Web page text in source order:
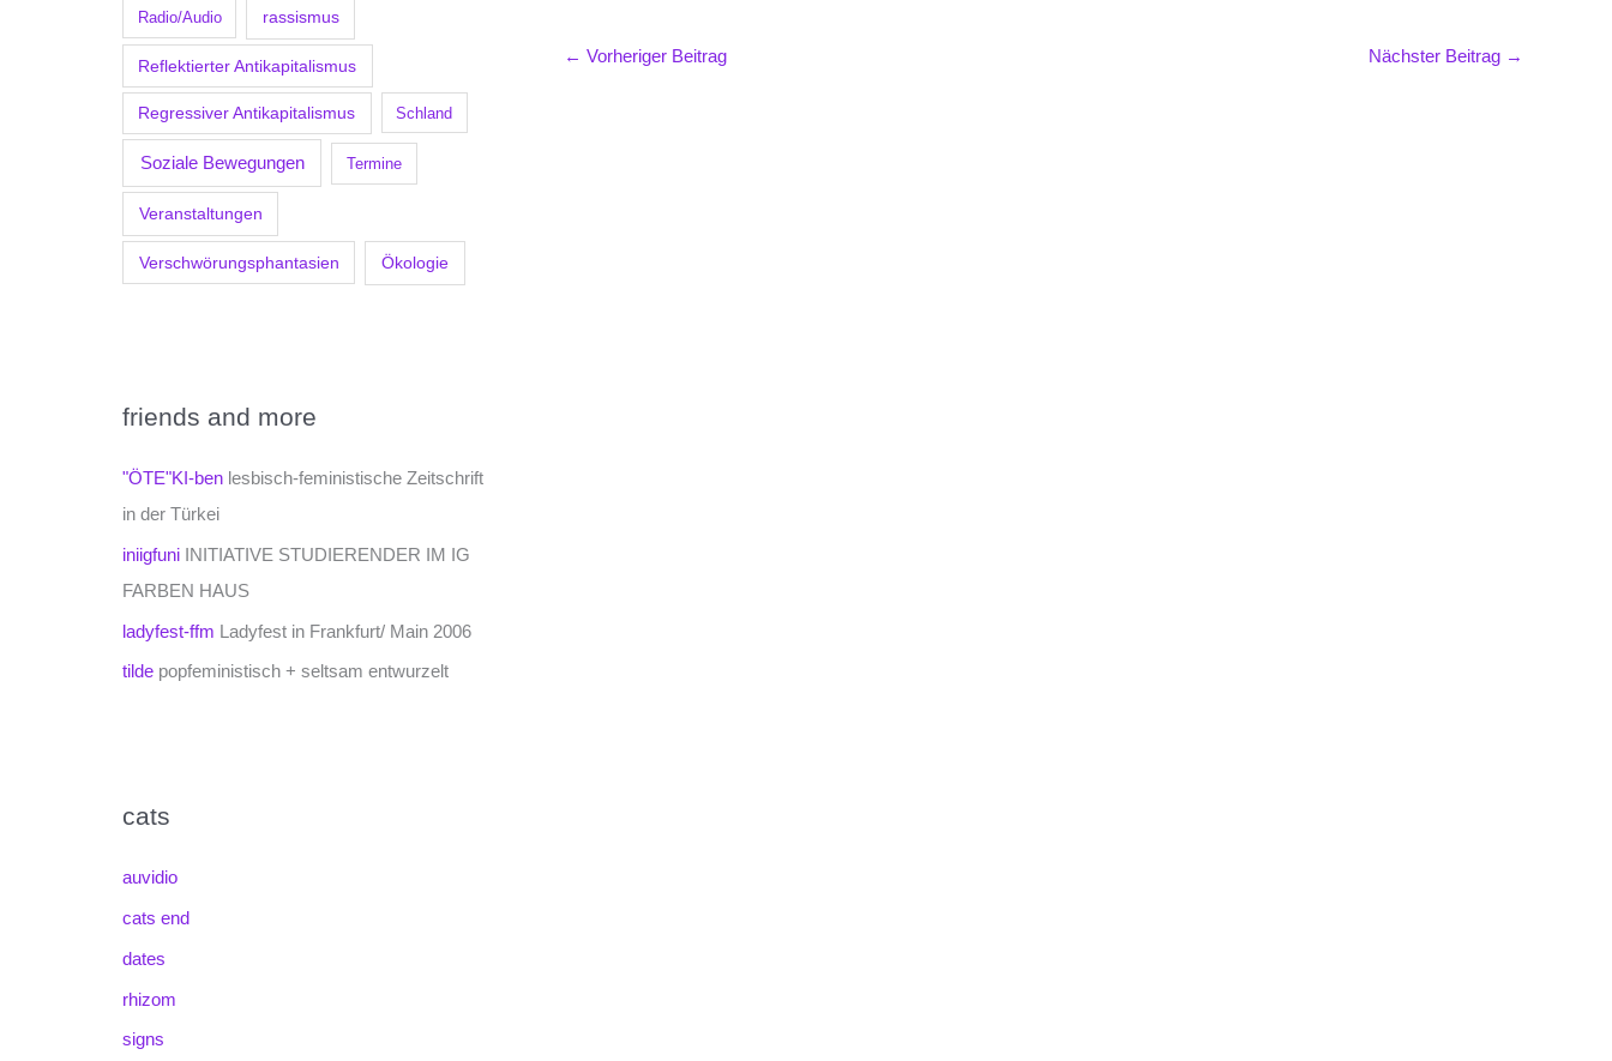
Radio/Audio rassismus
Reflektierter Antikapitalismus
Regressiver Antikapitalismus Schland
Soziale Bewegungen Termine
Veranstaltungen
Verschwörungsphantasien Ökologie
friends and more
"ÖTE"KI-ben lesbisch-feministische Zeitschrift
in der Türkei
iniigfuni INITIATIVE STUDIERENDER IM IG
FARBEN HAUS
ladyfest-ffm Ladyfest in Frankfurt/ Main 2006
tilde popfeministisch + seltsam entwurzelt
cats
auvidio
cats end
dates
rhizom
signs
← Vorheriger Beitrag Nächster Beitrag →